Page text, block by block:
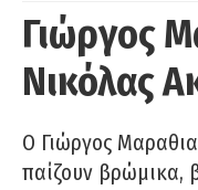
Γιώργος
Νικόλας
Ο Γιώργος
παίζουν βρώμικα,